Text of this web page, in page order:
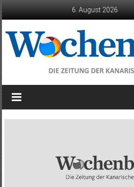
6. August 2026
Wochenblatt
die